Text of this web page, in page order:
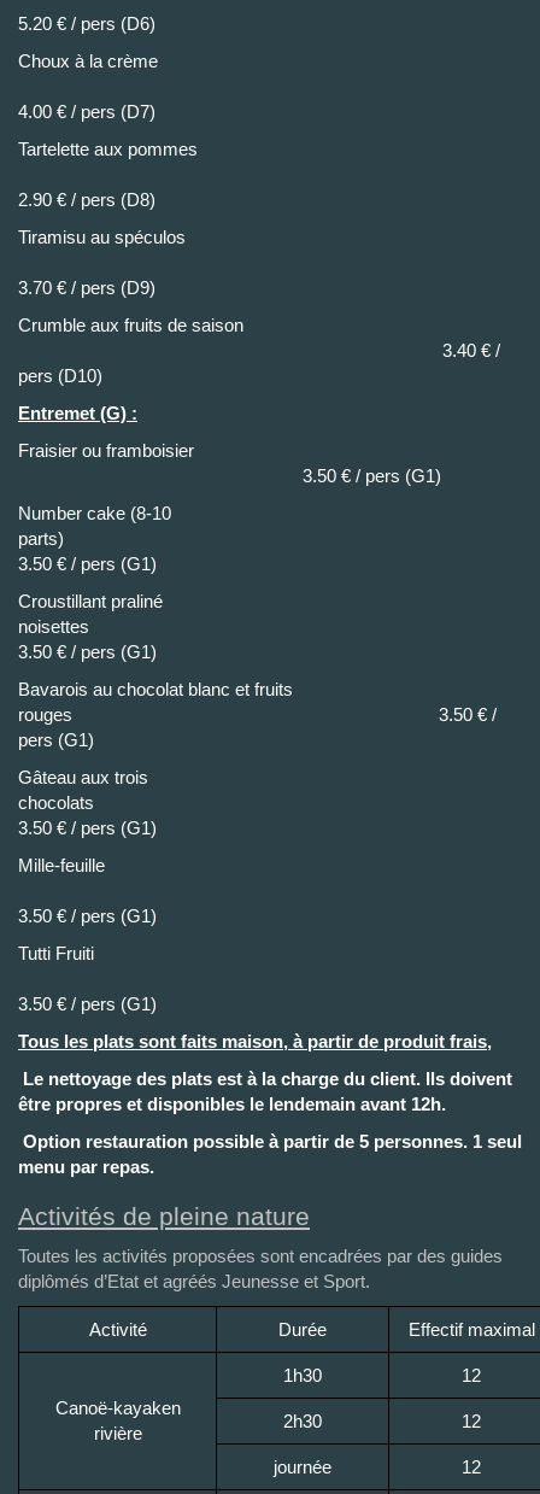
5.20 € / pers (D6)
Choux à la crème
4.00 € / pers (D7)
Tartelette aux pommes
2.90 € / pers (D8)
Tiramisu au spéculos
3.70 € / pers (D9)
Crumble aux fruits de saison
3.40 € /
pers (D10)
Entremet (G) :
Fraisier ou framboisier
3.50 € / pers (G1)
Number cake (8-10
3.50 € / pers (G1)
Croustillant praliné
3.50 € / pers (G1)
Bavarois au chocolat blanc et fruits
rouges 3.50 € /
pers (G1)
Gâteau aux trois
3.50 € / pers (G1)
Mille-feuille
3.50 € / pers (G1)
Tutti Fruiti
3.50 € / pers (G1)
Tous les plats sont faits maison, à partir de produit frais,
Le nettoyage des plats est à la charge du client. Ils doivent
être propres et disponibles le lendemain avant 12h.
Option restauration possible à partir de 5 personnes. 1 seul
menu par repas.
Activités de pleine nature
Toutes les activités proposées sont encadrées par des guides
diplômés d’Etat et agréés Jeunesse et Sport.
Activité Durée Effectif maximal
Canoë-kayaken
rivière
1h30 12
2h30 12
journée 12